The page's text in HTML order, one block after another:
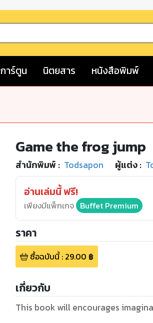
การ์ตูน นิตยสาร หนังสือพิมพ์
Game the frog jump
สำนักพิมพ์ : Todsapon ผู้แต่ง :
อ่านเล่มนี้ ฟรี!
เพียงมีแพ็กเกจ Buffet Premium
ราคา
ซื้อฉบับนี้: 29.00 ฿
เกี่ยวกับ
This book will encourages